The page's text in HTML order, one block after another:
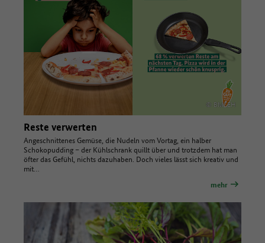
© BMLEH
Reste verwerten
Angeschnittenes Gemüse, die Nudeln vom Vortag, ein halber
Schokopudding – der Kühlschrank quillt über und trotzdem hat man
öfter das Gefühl, nichts dazuhaben. Doch vieles lässt sich kreativ und
mit…
mehr